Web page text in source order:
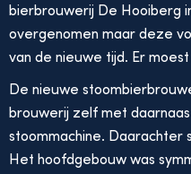
bierbrouwerij De Hooiberg
overgenomen maar deze
van de nieuwe tijd. Er
De nieuwe
brouwerij zelf met
stoommachine. Daarachter
Het hoofdgebouw was